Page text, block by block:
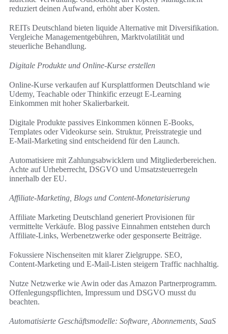
reduziert deinen Aufwand, erhöht aber Kosten.
REITs Deutschland bieten liquide Alternative mit Diversifikation.
Vergleiche Managementgebühren, Marktvolatilität und
steuerliche Behandlung.
Digitale Produkte und Online-Kurse erstellen
Online-Kurse verkaufen auf Kursplattformen Deutschland wie
Udemy, Teachable oder Thinkific erzeugt E‑Learning
Einkommen mit hoher Skalierbarkeit.
Digitale Produkte passives Einkommen können E‑Books,
Templates oder Videokurse sein. Struktur, Preisstrategie und
E‑Mail‑Marketing sind entscheidend für den Launch.
Automatisiere mit Zahlungsabwicklern und Mitgliederbereichen.
Achte auf Urheberrecht, DSGVO und Umsatzsteuerregeln
innerhalb der EU.
Affiliate-Marketing, Blogs und Content-Monetarisierung
Affiliate Marketing Deutschland generiert Provisionen für
vermittelte Verkäufe. Blog passive Einnahmen entstehen durch
Affiliate-Links, Werbenetzwerke oder gesponserte Beiträge.
Fokussiere Nischenseiten mit klarer Zielgruppe. SEO,
Content‑Marketing und E‑Mail‑Listen steigern Traffic nachhaltig.
Nutze Netzwerke wie Awin oder das Amazon Partnerprogramm.
Offenlegungspflichten, Impressum und DSGVO musst du
beachten.
Automatisierte Geschäftsmodelle: Software, Abonnements, SaaS